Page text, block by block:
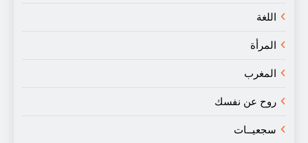
اللغة
المرأة
المغرب
روح عن نفسك
سجعيــات